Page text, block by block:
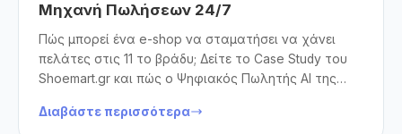
Μηχανή Πωλήσεων 24/7
Πώς μπορεί ένα e-shop να σταματήσει να χάνει
πελάτες στις 11 το βράδυ; Δείτε το Case Study του
Shoemart.gr και πώς ο Ψηφιακός Πωλητής AI της
Ανακαλύψτε πώς η Τεχνητή Νοημοσύνη λύνει το
Διαβάστε περισσότερα